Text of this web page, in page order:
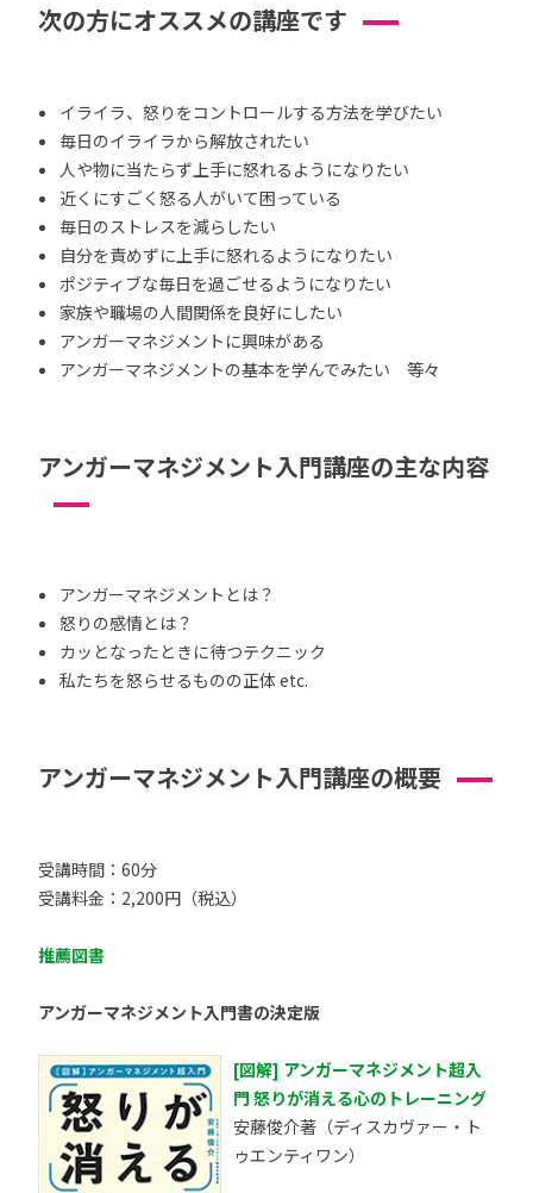
次の方にオススメの講座です
イライラ、怒りをコントロールする方法を学びたい
毎日のイライラから解放されたい
人や物に当たらず上手に怒れるようになりたい
近くにすごく怒る人がいて困っている
毎日のストレスを減らしたい
自分を責めずに上手に怒れるようになりたい
ポジティブな毎日を過ごせるようになりたい
家族や職場の人間関係を良好にしたい
アンガーマネジメントに興味がある
アンガーマネジメントの基本を学んでみたい 等々
アンガーマネジメント入門講座の主な内容
アンガーマネジメントとは？
怒りの感情とは？
カッとなったときに待つテクニック
私たちを怒らせるものの正体 etc.
アンガーマネジメント入門講座の概要
受講時間：60分
受講料金：2,200円（税込）
推薦図書
アンガーマネジメント入門書の決定版
[図解] アンガーマネジメント超入
門 怒りが消える心のトレーニング
安藤俊介著（ディスカヴァー・ト
ゥエンティワン）